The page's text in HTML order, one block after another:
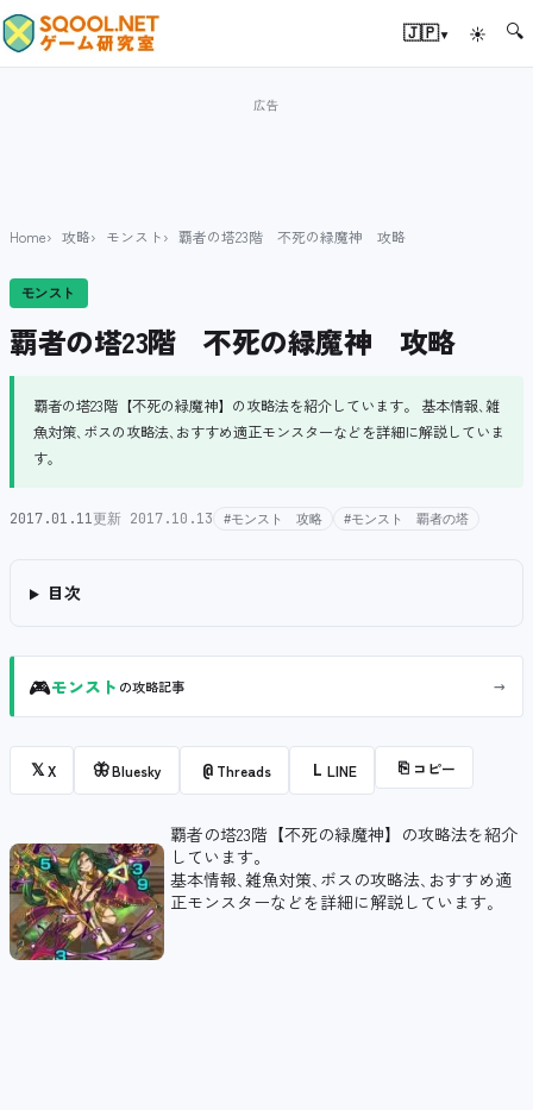
🇯🇵▾ ☀ 🔍
Home 攻略 モンスト 覇者の塔23階 不死の緑魔神 攻略
モンスト
覇者の塔23階 不死の緑魔神 攻略
覇者の塔23階【不死の緑魔神】の攻略法を紹介しています。 基本情報､雑
魚対策､ボスの攻略法､おすすめ適正モンスターなどを詳細に解説していま
す｡
2017.01.11更新 2017.10.13 #モンスト 攻略 #モンスト 覇者の塔
目次
🎮モンスト の攻略記事 →
𝕏X 🦋Bluesky @ Threads L LINE ⎘ コピー
覇者の塔23階【不死の緑魔神】の攻略法を紹介
しています。
基本情報､雑魚対策､ボスの攻略法､おすすめ適
正モンスターなどを詳細に解説しています｡